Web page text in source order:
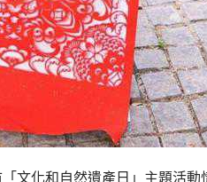
文化和自然遺產日」主題活